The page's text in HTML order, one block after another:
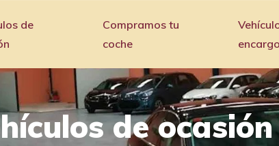
de
Compramos tu
coche
encargo
de ocasión